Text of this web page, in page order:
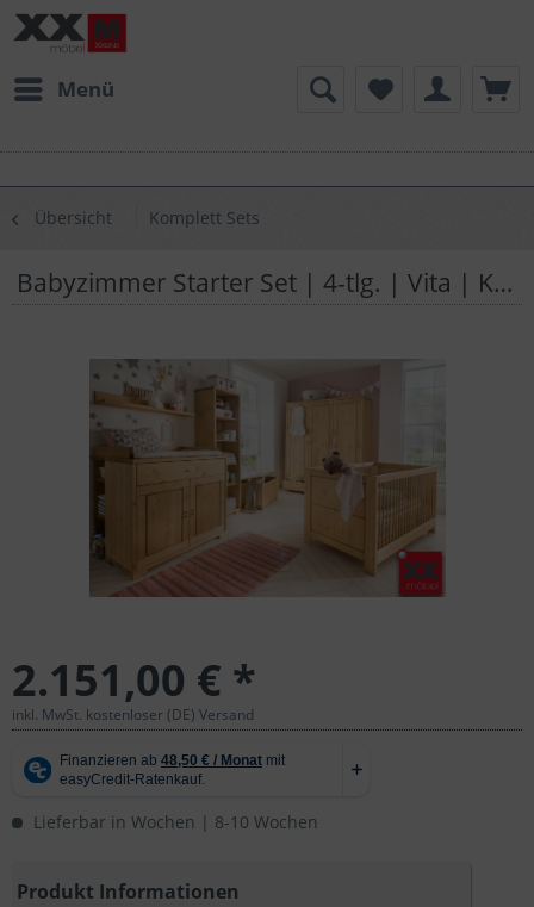
Menü
Übersicht Komplett Sets
Babyzimmer Starter Set | 4-tlg. | Vita | Kiefer Massivholz | B06
2.151,00 € *
inkl. MwSt. kostenloser (DE) Versand
Lieferbar in Wochen | 8-10 Wochen
Produkt Informationen